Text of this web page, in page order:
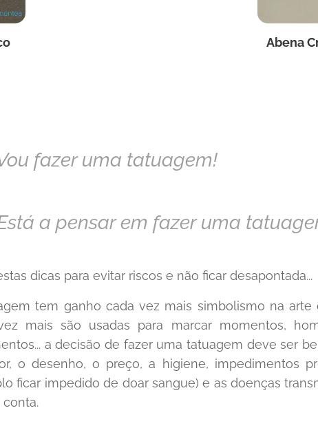
Abena
fazer uma tatuagem!
a pensar em fazer uma
dicas para evitar riscos e não ficar desapontada...
tem ganho cada vez mais simbolismo na arte
mais são usadas para marcar momentos,
a decisão de fazer uma tatuagem deve ser
o desenho, o preço, a higiene, impedimentos
ficar impedido de doar sangue) e as doenças